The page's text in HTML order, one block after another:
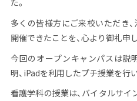
た。
多くの皆様方にご来校いただき
開催できたことを、心より御礼申
今回のオープンキャンパスは説
明、 iPadを利用したプチ授業を行
看護学科の授業は、バイタルサイ